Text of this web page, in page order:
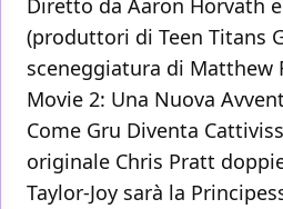
Diretto da Aaron Horvath
(produttori di Teen Titans
sceneggiatura di Matthew
Movie 2: Una Nuova
Come Gru Diventa
originale Chris Pratt
Taylor-Joy sarà la